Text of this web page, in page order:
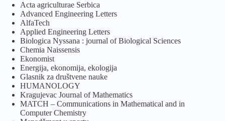
Acta agriculturae Serbica
Advanced Engineering Letters
AlfaTech
Applied Engineering Letters
Biologica Nyssana : journal of Biological Sciences
Chemia Naissensis
Ekonomist
Energija, ekonomija, ekologija
Glasnik za društvene nauke
HUMANOLOGY
Kragujevac Journal of Mathematics
MATCH – Communications in Mathematical and in
Computer Chemistry